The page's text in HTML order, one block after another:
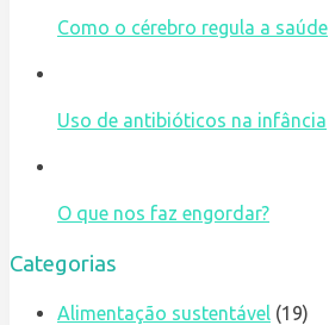
Como o cérebro regula a saúde
Uso de antibióticos na infância
O que nos faz engordar?
Categorias
Alimentação sustentável (19)